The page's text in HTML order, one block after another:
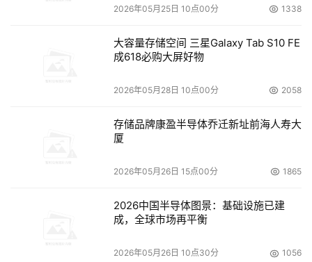
2026年05月25日 10点00分 1338
大容量存储空间 三星Galaxy Tab S10 FE
成618必购大屏好物
2026年05月28日 10点00分 2058
存储品牌康盈半导体乔迁新址前海人寿大
厦
2026年05月26日 15点00分 1865
2026中国半导体图景：基础设施已建
成，全球市场再平衡
2026年05月26日 10点30分 1056